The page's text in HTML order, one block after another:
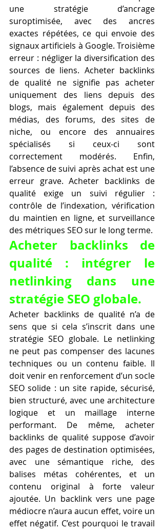
une stratégie d’ancrage
suroptimisée, avec des ancres
exactes répétées, ce qui envoie des
signaux artificiels à Google. Troisième
erreur : négliger la diversification des
sources de liens. Acheter backlinks
de qualité ne signifie pas acheter
uniquement des liens depuis des
blogs, mais également depuis des
médias, des forums, des sites de
niche, ou encore des annuaires
spécialisés si ceux-ci sont
correctement modérés. Enfin,
l’absence de suivi après achat est une
erreur grave. Acheter backlinks de
qualité exige un suivi régulier :
contrôle de l’indexation, vérification
du maintien en ligne, et surveillance
des métriques SEO sur le long terme.
Acheter backlinks de
qualité : intégrer le
netlinking dans une
stratégie SEO globale.
Acheter backlinks de qualité n’a de
sens que si cela s’inscrit dans une
stratégie SEO globale. Le netlinking
ne peut pas compenser des lacunes
techniques ou un contenu faible. Il
doit venir en renforcement d’un socle
SEO solide : un site rapide, sécurisé,
bien structuré, avec une architecture
logique et un maillage interne
performant. De même, acheter
backlinks de qualité suppose d’avoir
des pages de destination optimisées,
avec une sémantique riche, des
balises métas cohérentes, et un
contenu original à forte valeur
ajoutée. Un backlink vers une page
médiocre n’aura aucun effet, voire un
effet négatif. C’est pourquoi le travail